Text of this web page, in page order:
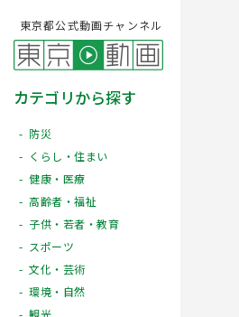
東京都公式動画チャンネル
カテゴリから探す
防災
くらし・住まい
健康・医療
高齢者・福祉
子供・若者・教育
スポーツ
文化・芸術
環境・自然
観光